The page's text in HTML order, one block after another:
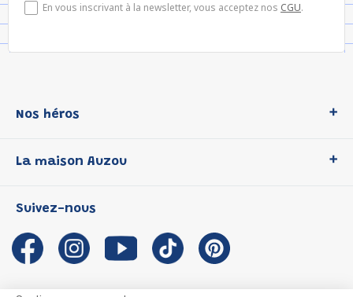
En vous inscrivant à la newsletter, vous acceptez nos CGU.
Nos héros
P'tit Loup
Les Influenceuses
Migali
Petite Taupe
La maison Auzou
Notre histoire
Auzou s'engage
Auteurs et illustrateurs Auzou
Suivez-nous